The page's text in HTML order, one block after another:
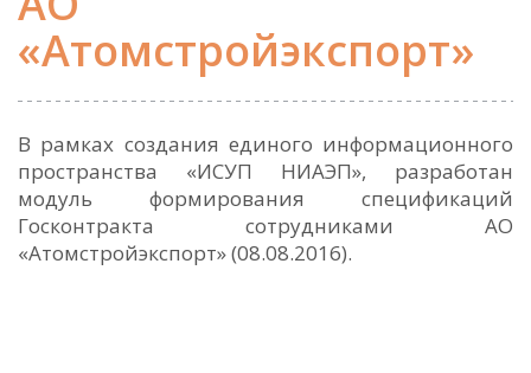
«Атомстройэкспорт»
В рамках создания единого информационного
пространства «ИСУП НИАЭП», разработан
модуль формирования спецификаций
Госконтракта сотрудниками АО
«Атомстройэкспорт» (08.08.2016).